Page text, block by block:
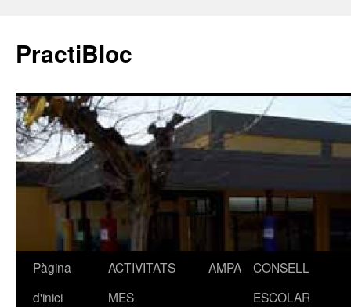
PractiBloc
Vés
Pàgina
d'inici
ACTIVITATS
MES
AMPA
CONSELL
ESCOLAR